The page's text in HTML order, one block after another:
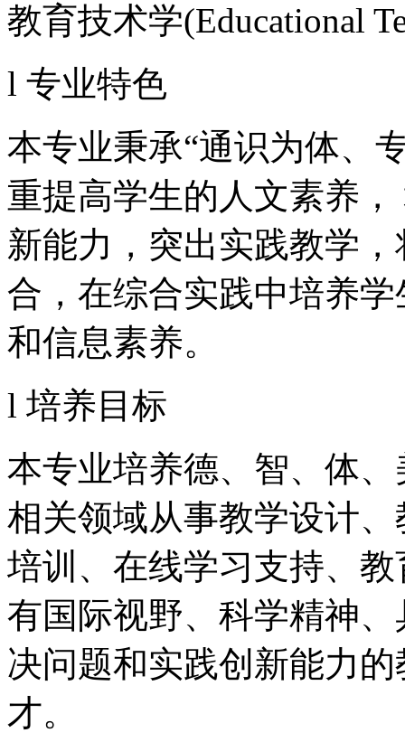
教育技术学(Educational
l 专业特色
本专业秉承“通识为体、
重提高学生的人文素养
新能力，突出实践教学
合，在综合实践中培养
和信息素养。
l 培养目标
本专业培养德、智、体
相关领域从事教学设计
培训、在线学习支持、
有国际视野、科学精神
决问题和实践创新能力
才。